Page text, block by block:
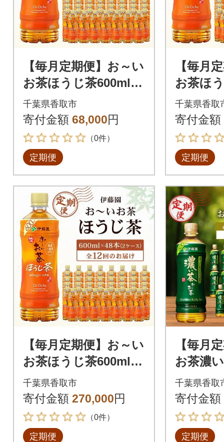
【毎月定期便】お～い
お茶ほうじ茶600ml 4
8本(ケース)伊藤園全3
回
千葉県香取市
寄付金額 68,000円
（0件）
定期便
【毎月
お茶ほ
8本(ケ
回
千葉県香取
寄付金額
定期便
【毎月定期便】お～い
お茶ほうじ茶600ml 4
8本(ケース)伊藤園全1
2回
千葉県香取市
寄付金額 270,000円
（0件）
定期便
【毎月
お茶濃
本(ケー
回
千葉県香取
寄付金額
定期便